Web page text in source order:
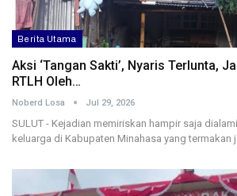
Berita Utama
Aksi ‘Tangan Sakti’, Nyaris Terlunta,
RTLH Oleh…
Noberd Losa Jul 29, 2026
SULUT - Kejadian memiriskan hampir saja
keluarga di Kabupaten Minahasa yang termakan